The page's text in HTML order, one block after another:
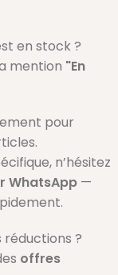
en stock ?
mention "En
pour
n’hésitez
WhatsApp —
réductions ?
offres